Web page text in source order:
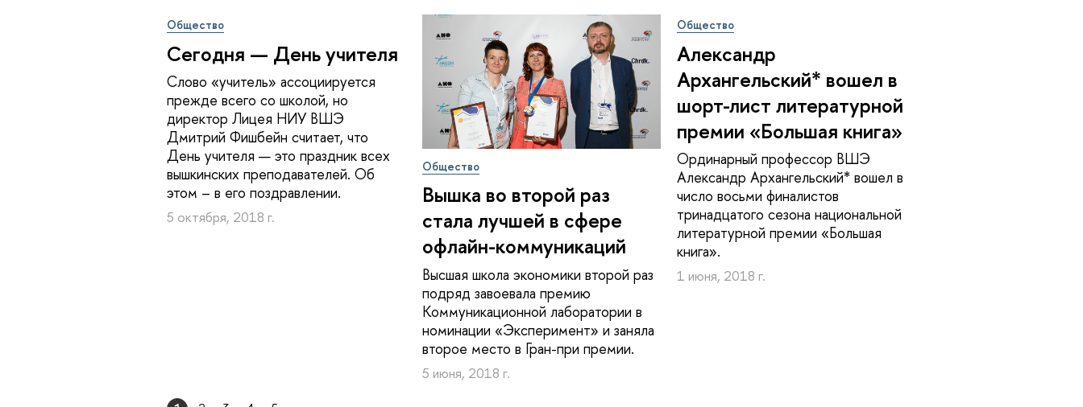
Общество
Сегодня — День учителя
Слово «учитель» ассоциируется
прежде всего со школой, но
директор Лицея НИУ ВШЭ
Дмитрий Фишбейн считает, что
День учителя — это праздник всех
вышкинских преподавателей. Об
этом – в его поздравлении.
5 октября, 2018 г.
Общество
Вышка во второй раз
стала лучшей в сфере
офлайн-коммуникаций
Высшая школа экономики второй раз
подряд завоевала премию
Коммуникационной лаборатории в
номинации «Эксперимент» и заняла
второе место в Гран-при премии.
5 июня, 2018 г.
Общество
Александр
Архангельский* вошел в
шорт-лист литературной
премии «Большая книга»
Ординарный профессор ВШЭ
Александр Архангельский* вошел в
число восьми финалистов
тринадцатого сезона национальной
литературной премии «Большая
книга».
1 июня, 2018 г.